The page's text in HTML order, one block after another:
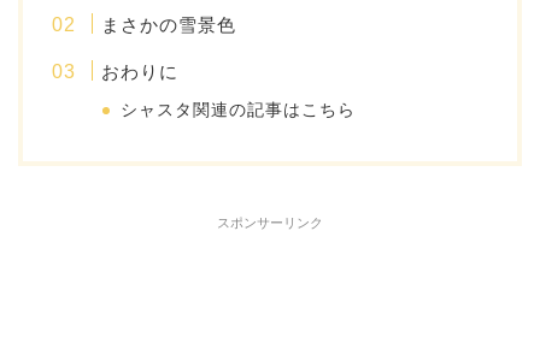
まさかの雪景色
おわりに
シャスタ関連の記事はこちら
スポンサーリンク